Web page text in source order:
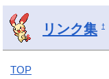
リンク集 †
TOP